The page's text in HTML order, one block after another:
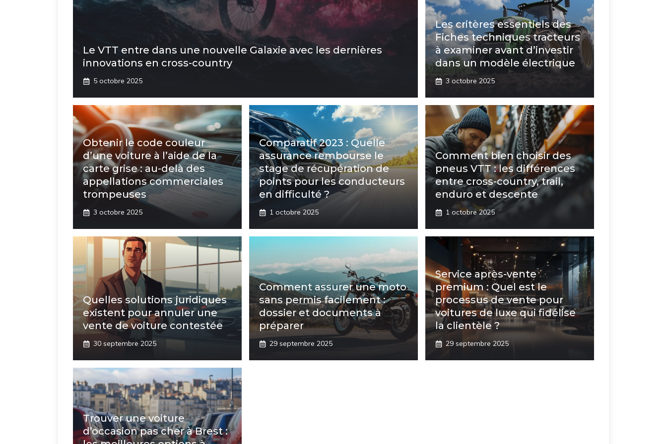
Le VTT entre dans une nouvelle Galaxie avec les dernières
innovations en cross-country
5 octobre 2025
Les critères essentiels des
Fiches techniques tracteurs
à examiner avant d’investir
dans un modèle électrique
3 octobre 2025
Obtenir le code couleur
d’une voiture à l’aide de la
carte grise : au-delà des
appellations commerciales
trompeuses
3 octobre 2025
Comparatif 2023 : Quelle
assurance rembourse le
stage de récupération de
points pour les conducteurs
en difficulté ?
1 octobre 2025
Comment bien choisir des
pneus VTT : les différences
entre cross-country, trail,
enduro et descente
1 octobre 2025
Quelles solutions juridiques
existent pour annuler une
vente de voiture contestée
30 septembre 2025
Comment assurer une moto
sans permis facilement :
dossier et documents à
préparer
29 septembre 2025
Service après-vente
premium : Quel est le
processus de vente pour
voitures de luxe qui fidélise
la clientèle ?
29 septembre 2025
Trouver une voiture
d’occasion pas cher à Brest :